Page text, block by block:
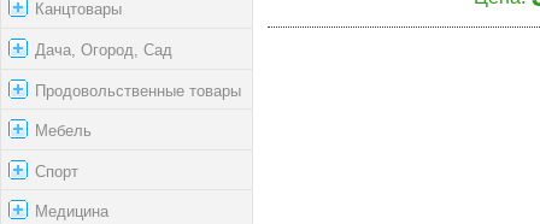
Канцтовары
Дача, Огород, Сад
Продовольственные товары
Мебель
Спорт
Медицина